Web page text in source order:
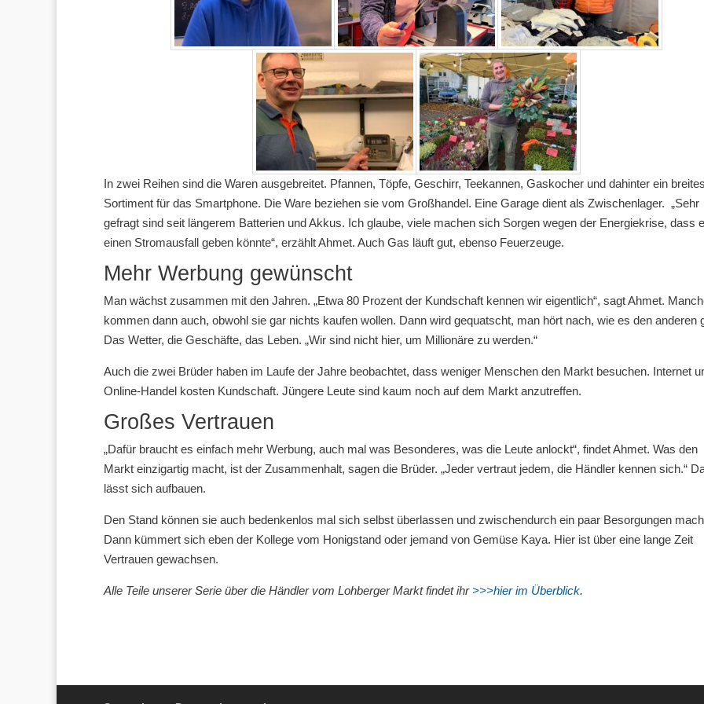
In zwei Reihen sind die Waren ausgebreitet. Pfannen, Töpfe, Geschirr, Teekannen, Gaskocher und dahinter ein breites
Sortiment für das Smartphone. Die Ware beziehen sie vom Großhandel. Eine Garage dient als Zwischenlager. „Sehr
gefragt sind seit längerem Batterien und Akkus. Ich glaube, viele machen sich Sorgen wegen der Energiekrise, dass
einen Stromausfall geben könnte“, erzählt Ahmet. Auch Gas läuft gut, ebenso Feuerzeuge.
Mehr Werbung gewünscht
Man wächst zusammen mit den Jahren. „Etwa 80 Prozent der Kundschaft kennen wir eigentlich“, sagt Ahmet.
kommen dann auch, obwohl sie gar nichts kaufen wollen. Dann wird gequatscht, man hört nach, wie es den anderen
Das Wetter, die Geschäfte, das Leben. „Wir sind nicht hier, um Millionäre zu werden.“
Auch die zwei Brüder haben im Laufe der Jahre beobachtet, dass weniger Menschen den Markt besuchen. Internet
Online-Handel kosten Kundschaft. Jüngere Leute sind kaum noch auf dem Markt anzutreffen.
Großes Vertrauen
„Dafür braucht es einfach mehr Werbung, auch mal was Besonderes, was die Leute anlockt“, findet Ahmet. Was den
Markt einzigartig macht, ist der Zusammenhalt, sagen die Brüder. „Jeder vertraut jedem, die Händler kennen sich.“
lässt sich aufbauen.
Den Stand können sie auch bedenkenlos mal sich selbst überlassen und zwischendurch ein paar Besorgungen
Dann kümmert sich eben der Kollege vom Honigstand oder jemand von Gemüse Kaya. Hier ist über eine lange Zeit
Vertrauen gewachsen.
Alle Teile unserer Serie über die Händler vom Lohberger Markt findet ihr >>>hier im Überblick.